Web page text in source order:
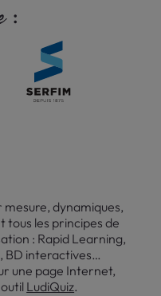
:
mesure, dynamiques,
tous les principes de
: Rapid Learning,
BD interactives…
une page Internet,
LudiQuiz.